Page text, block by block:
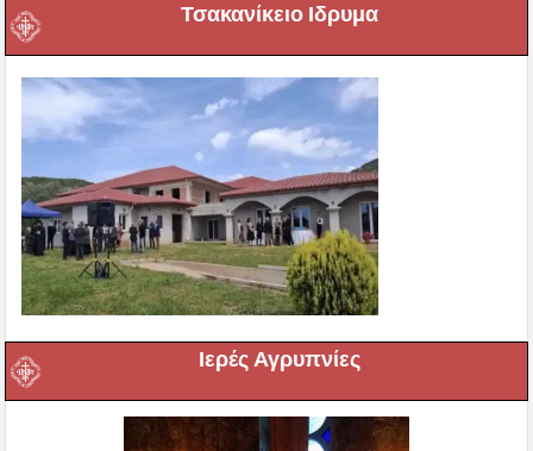
Τσακανίκειο Ιδρυμα
Ιερές Αγρυπνίες